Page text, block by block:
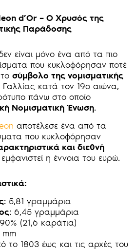
d’Or – Ο Χρυσός της
Παράδοσης
είναι μόνο ένα από τα πιο
που κυκλοφόρησαν ποτέ
τοσύμβολο της νομισματικής
Γαλλίας κατά τον 19ο αιώνα,
πάνω στο οποίο
Νομισματική Ένωση.
αποτέλεσε ένα από τα
που κυκλοφόρησαν
και διεθνή
η έννοια του ευρώ.
: 5,81 γραμμάρια
: 6,45 γραμμάρια
(21,6 καράτια)
mm
το 1803 έως και τις αρχές του